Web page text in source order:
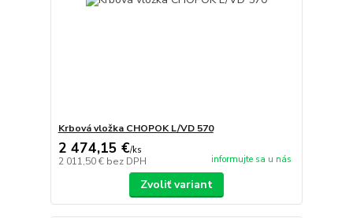
Krbová vložka CHOPOK L/VD 570
2 474,15 €/ks
2 011,50 € bez DPH informujte sa u nás
Zvoliť variant